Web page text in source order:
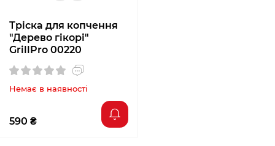
Тріска для копчення
"Дерево гікорі"
GrillPro 00220
Немає в наявності
590 ₴